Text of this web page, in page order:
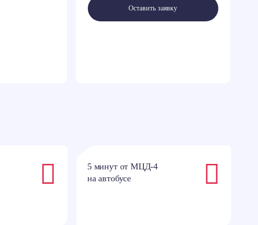
Оставить заявку
5 минут от МЦД-4
на автобусе